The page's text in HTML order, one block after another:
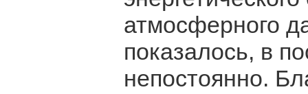
атмосферного
показалось, в
непостоянно.